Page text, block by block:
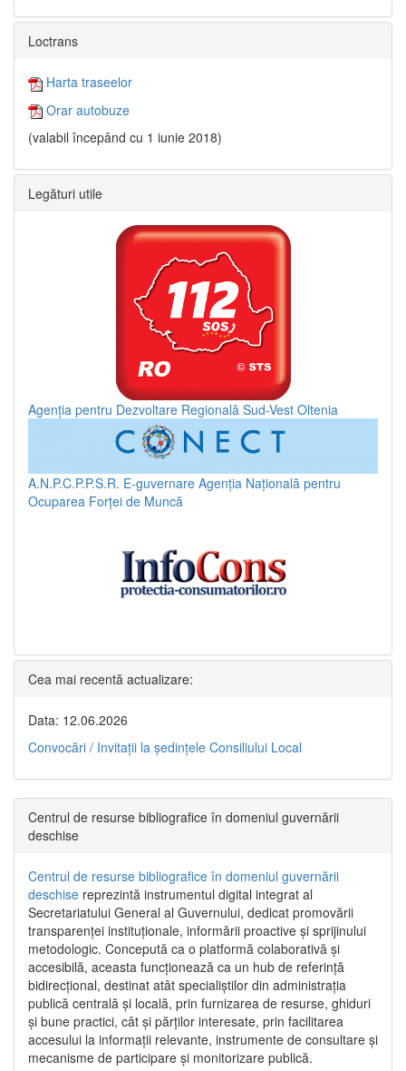
Loctrans
Harta traseelor
Orar autobuze
(valabil începând cu 1 iunie 2018)
Legături utile
Agenția pentru Dezvoltare Regională Sud-Vest Oltenia
A.N.P.C.P.P.S.R. E-guvernare Agenția Națională pentru
Ocuparea Forței de Muncă
Cea mai recentă actualizare:
Data: 12.06.2026
Convocări / Invitaţii la şedinţele Consiliului Local
Centrul de resurse bibliografice în domeniul guvernării
deschise
Centrul de resurse bibliografice în domeniul guvernării
deschise reprezintă instrumentul digital integrat al
Secretariatului General al Guvernului, dedicat promovării
transparenței instituționale, informării proactive și sprijinului
metodologic. Concepută ca o platformă colaborativă și
accesibilă, aceasta funcționează ca un hub de referință
bidirecțional, destinat atât specialiștilor din administrația
publică centrală și locală, prin furnizarea de resurse, ghiduri
și bune practici, cât și părților interesate, prin facilitarea
accesului la informații relevante, instrumente de consultare și
mecanisme de participare și monitorizare publică.